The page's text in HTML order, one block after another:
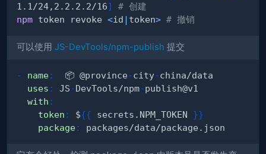
1.1/24,2.2.2.2/16]
# 创建
npm token revoke <id | token> # 撤销
可以使用 JS-DevTools/npm-publish 提交
- name:
  📦 @province
-city-
uses : JS-DevTools/npm-
with :
token : ${{ secrets.NPM_TOKEN }}
package: